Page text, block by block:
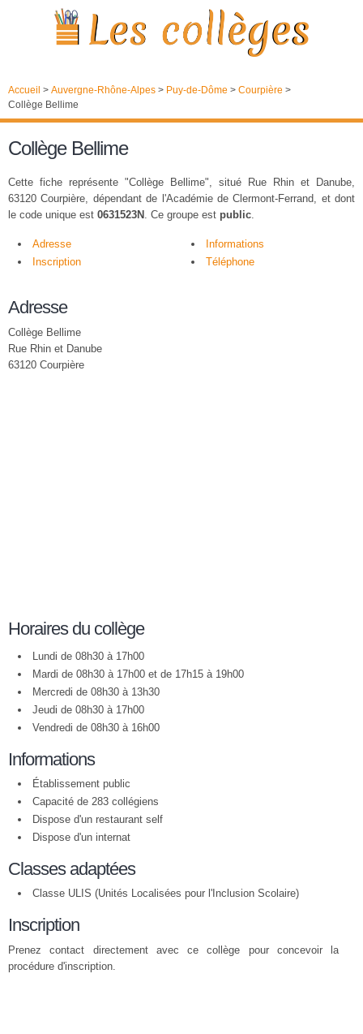
Accueil > Auvergne-Rhône-Alpes > Puy-de-Dôme > Courpière >
Collège Bellime
Collège Bellime
Cette fiche représente "Collège Bellime", situé Rue Rhin et Danube,
63120 Courpière, dépendant de l'Académie de Clermont-Ferrand, et dont
le code unique est 0631523N . Ce groupe est public.
Adresse
Informations
Inscription
Téléphone
Adresse
Collège Bellime
Rue Rhin et Danube
63120 Courpière
Horaires du collège
Lundi de 08h30 à 17h00
Mardi de 08h30 à 17h00 et de 17h15 à 19h00
Mercredi de 08h30 à 13h30
Jeudi de 08h30 à 17h00
Vendredi de 08h30 à 16h00
Informations
Établissement public
Capacité de 283 collégiens
Dispose d'un restaurant self
Dispose d'un internat
Classes adaptées
Classe ULIS (Unités Localisées pour l'Inclusion Scolaire)
Inscription
Prenez contact directement avec ce collège pour concevoir la
procédure d'inscription.